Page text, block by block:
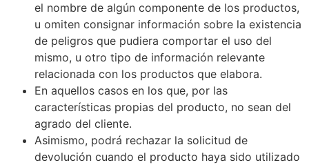
el nombre de algún componente de los productos,
u omiten consignar información sobre la existencia
de peligros que pudiera comportar el uso del
mismo, u otro tipo de información relevante
relacionada con los productos que elabora.
En aquellos casos en los que, por las
características propias del producto, no sean del
agrado del cliente.
Asimismo, podrá rechazar la solicitud de
devolución cuando el producto haya sido utilizado